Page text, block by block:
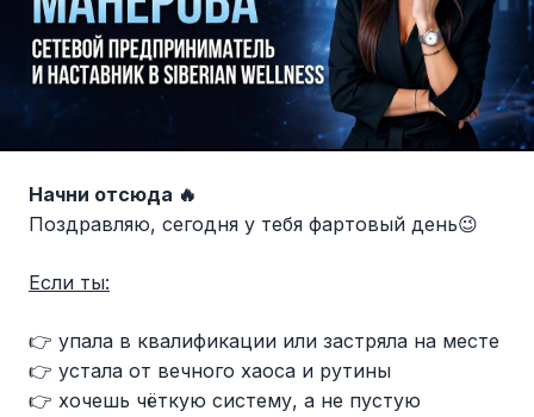
Начни отсюда 🔥
Поздравляю, сегодня у тебя фартовый день😉
Если ты:
👉 упала в квалификации или застряла на месте
👉 устала от вечного хаоса и рутины
👉 хочешь чёткую систему, а не пустую